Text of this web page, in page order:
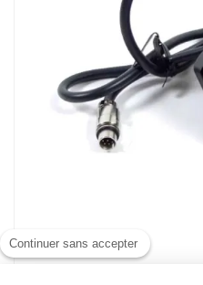
Continuer sans accepter